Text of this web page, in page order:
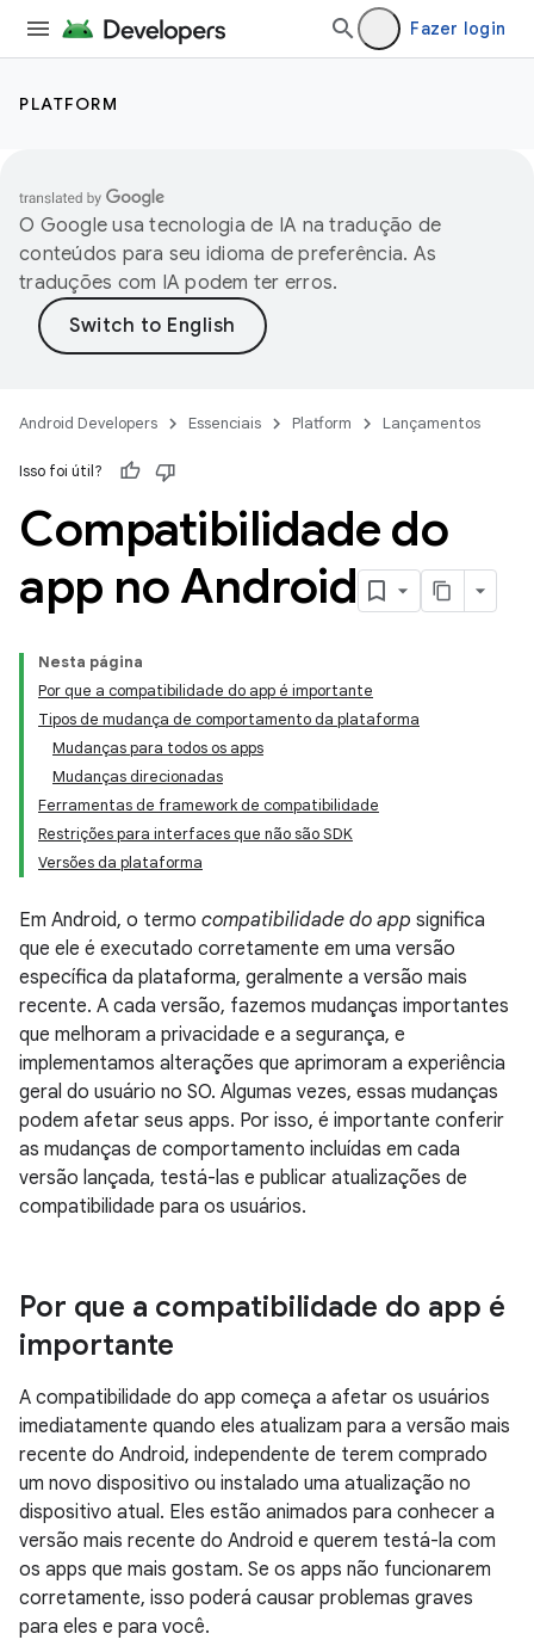
Fazer login
PLATFORM
O Google usa tecnologia de IA na tradução de
conteúdos para seu idioma de preferência. As
traduções com IA podem ter erros.
Android Developers Essenciais Platform Lançamentos
Isso foi útil?
Compatibilidade do
app no Android
Nesta página
Por que a compatibilidade do app é importante
Tipos de mudança de comportamento da plataforma
Mudanças para todos os apps
Mudanças direcionadas
Ferramentas de framework de compatibilidade
Restrições para interfaces que não são SDK
Versões da plataforma
Em Android, o termo compatibilidade do app significa
que ele é executado corretamente em uma versão
específica da plataforma, geralmente a versão mais
recente. A cada versão, fazemos mudanças importantes
que melhoram a privacidade e a segurança, e
implementamos alterações que aprimoram a experiência
geral do usuário no SO. Algumas vezes, essas mudanças
podem afetar seus apps. Por isso, é importante conferir
as mudanças de comportamento incluídas em cada
versão lançada, testá-las e publicar atualizações de
compatibilidade para os usuários.
Por que a compatibilidade do app é
importante
A compatibilidade do app começa a afetar os usuários
imediatamente quando eles atualizam para a versão mais
recente do Android, independente de terem comprado
um novo dispositivo ou instalado uma atualização no
dispositivo atual. Eles estão animados para conhecer a
versão mais recente do Android e querem testá-la com
os apps que mais gostam. Se os apps não funcionarem
corretamente, isso poderá causar problemas graves
para eles e para você.